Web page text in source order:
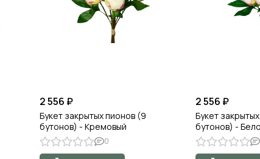
2 556 ₽
Букет закрытых пионов (9
бутонов) - Кремовый
0
2 556 ₽
Букет
бутонов) -